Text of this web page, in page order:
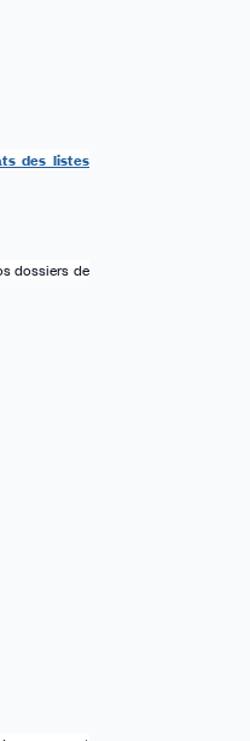
des listes
dossiers de